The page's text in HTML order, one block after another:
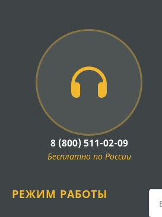
8 (800) 511-02-09
Бесплатно по России
РЕЖИМ РАБОТЫ